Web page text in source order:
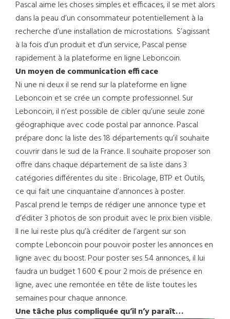
Pascal aime les choses simples et efficaces, il se met alors
dans la peau d’un consommateur potentiellement à la
recherche d’une installation de microstations. S’agissant
à la fois d’un produit et d’un service, Pascal pense
rapidement à la plateforme en ligne Leboncoin.
Un moyen de communication efficace
Ni une ni deux il se rend sur la plateforme en ligne
Leboncoin et se crée un compte professionnel. Sur
Leboncoin, il n’est possible de cibler qu’une seule zone
géographique avec code postal par annonce. Pascal
prépare donc la liste des 18 départements qu’il souhaite
couvrir dans le sud de la France. Il souhaite proposer son
offre dans chaque département de sa liste dans 3
catégories différentes du site : Bricolage, BTP et Outils,
ce qui fait une cinquantaine d’annonces à poster.
Pascal prend le temps de rédiger une annonce type et
d’éditer 3 photos de son produit avec le prix bien visible.
Il ne lui reste plus qu’à créditer de l’argent sur son
compte Leboncoin pour pouvoir poster les annonces en
ligne avec du boost. Pour poster ses 54 annonces, il lui
faudra un budget 1 600 € pour 2 mois de présence en
ligne, avec une remontée en tête de liste toutes les
semaines pour chaque annonce.
Une tâche plus compliquée qu’il n’y paraît…